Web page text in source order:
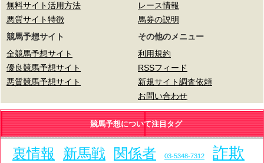
無料サイト活用方法
悪質サイト特徴
レース情報
馬券の説明
競馬予想サイト
全競馬予想サイト
優良競馬予想サイト
悪質競馬予想サイト
その他のメニュー
利用規約
RSSフィード
新規サイト調査依頼
お問い合わせ
競馬予想について注目タグ
裏情報 新馬戦 関係者 03-5348-7312 詐欺